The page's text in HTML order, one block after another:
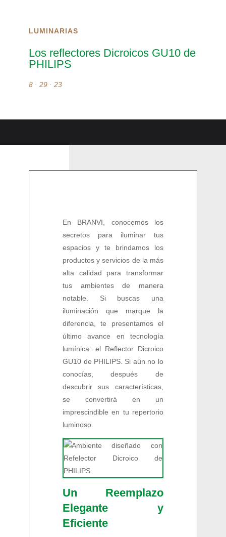
LUMINARIAS
Los reflectores Dicroicos GU10 de
PHILIPS
8 · 29 · 23
En BRANVI, conocemos los
secretos para iluminar tus
espacios y te brindamos los
productos y servicios de la más
alta calidad para transformar
tus ambientes de manera
notable. Si buscas una
iluminación que marque la
diferencia, te presentamos el
último avance en tecnología
lumínica: el Reflector Dicroico
GU10 de PHILIPS. Si aún no lo
conocías, después de
descubrir sus características,
se convertirá en un
imprescindible en tu repertorio
luminoso.
Un Reemplazo
Elegante y
Eficiente